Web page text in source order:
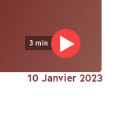
3 min
10 Janvier 2023